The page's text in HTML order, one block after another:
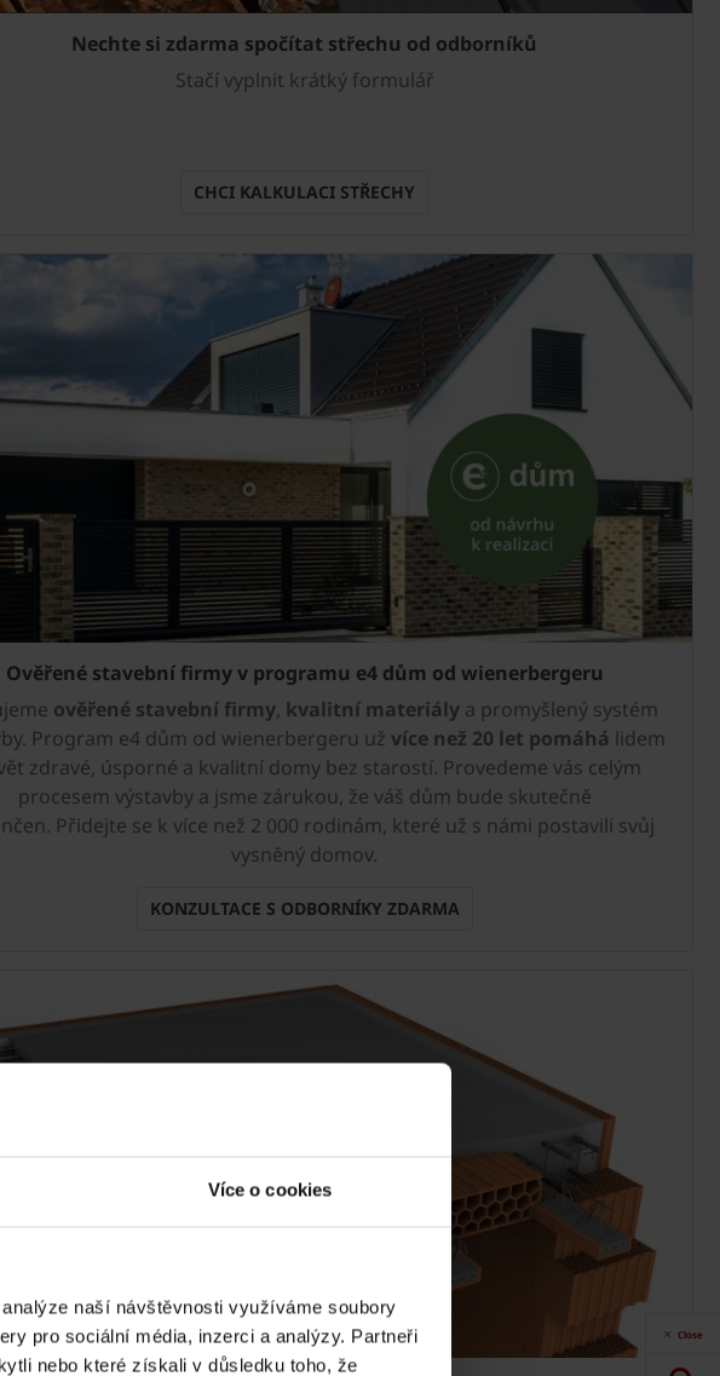
Více o cookies
naší návštěvnosti využíváme soubory
pro sociální média, inzerci a analýzy. Partneři
nebo které získali v důsledku toho, že
Nechte si zdarma spočítat střechu od odborníků
Stačí vyplnit krátký formulář
CHCI KALKULACI STŘECHY
Ověřené stavební firmy v programu e4 dům od wienerbergeru
ověřené stavební firmy, kvalitní materiálya promyšlený systém
Program e4 dům od wienerbergeru už více než 20 let pomáhá lidem
zdravé, úsporné a kvalitní domy bez starostí. Provedeme vás celým
procesem výstavby a jsme zárukou, že váš dům bude skutečně
Přidejte se k více než 2 000 rodinám, které už s námi postavili svůj
vysněný domov.
KONZULTACE S ODBORNÍKY ZDARMA
Close